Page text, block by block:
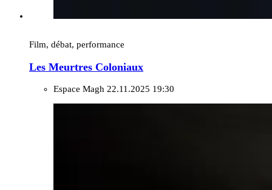
Film, débat, performance
Les Meurtres Coloniaux
Espace Magh 22.11.2025 19:30